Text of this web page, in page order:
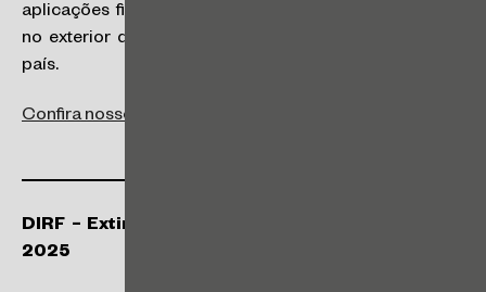
aplicações financeiras, entidades controladas e
no exterior detidos por pessoas físicas residentes no
país.
Confira nosso artigo sobre o tema.
DIRF – Extinção do documento postergada para
2025